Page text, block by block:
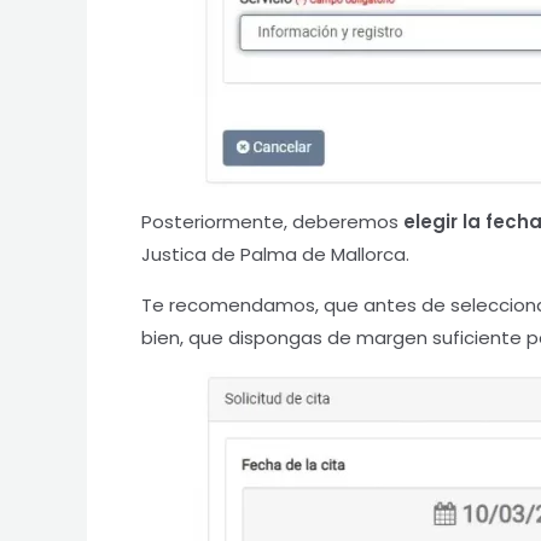
Posteriormente, deberemos elegir la
Justica de Palma de Mallorca.
Te recomendamos, que antes de
bien, que dispongas de margen suficiente